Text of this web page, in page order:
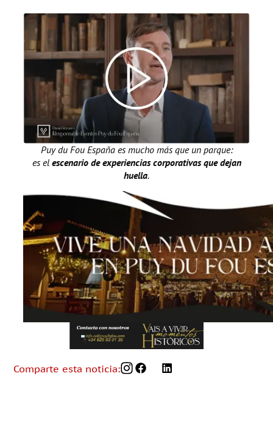
Puy du Fou España es mucho más que un parque:
es el escenario de experiencias corporativas que dejan
huella.
Comparte esta noticia: